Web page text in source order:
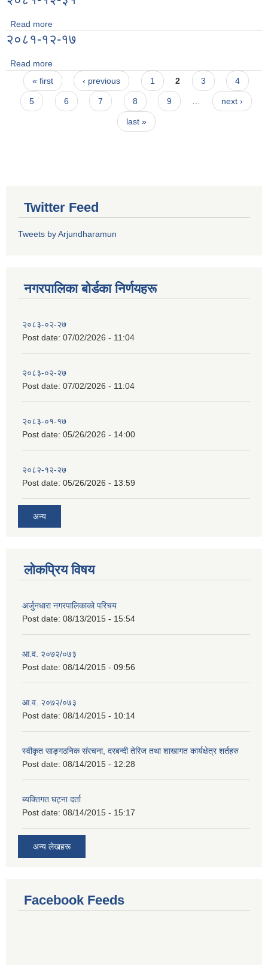
Read more
२०८१-१२-१७
Read more
Pages
« first ‹ previous 1 2 3 4
5 6 7 8 9 … next ›
last »
Twitter Feed
Tweets by Arjundharamun
नगरपालिका बाेर्डका निर्णयहरू
२०८३-०२-२७
Post date: 07/02/2026 - 11:04
२०८३-०२-२७
Post date: 07/02/2026 - 11:04
२०८३-०१-१७
Post date: 05/26/2026 - 14:00
२०८२-१२-२७
Post date: 05/26/2026 - 13:59
अन्य
लोकप्रिय विषय
अर्जुनधारा नगरपालिकाको परिचय
Post date: 08/13/2015 - 15:54
आ.व. २०७२/०७३
Post date: 08/14/2015 - 09:56
आ.व. २०७२/०७३
Post date: 08/14/2015 - 10:14
स्वीकृत साङ्गठनिक संरचना, दरबन्दी तेरिज तथा शाखागत कार्यक्षेत्र शर्तहरु
Post date: 08/14/2015 - 12:28
ब्यक्तिगत घट्ना दर्ता
Post date: 08/14/2015 - 15:17
अन्य लेखहरू
Facebook Feeds